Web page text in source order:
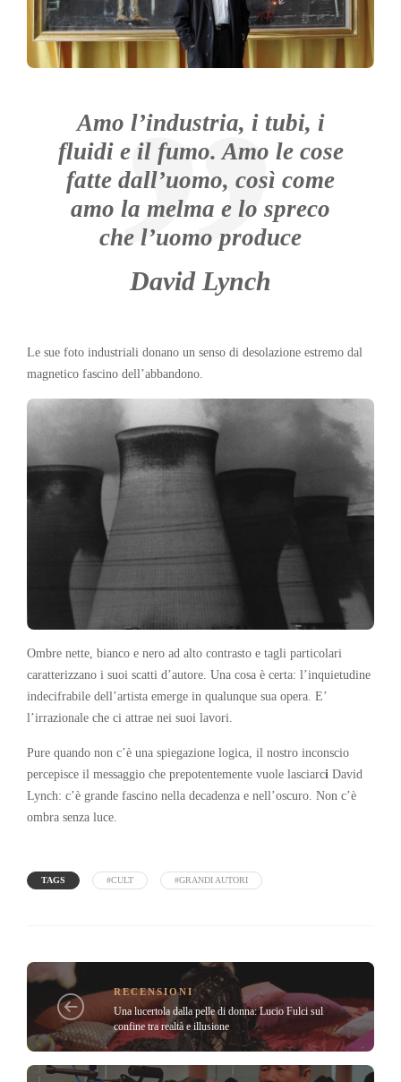
Amo l’industria, i tubi, i
fluidi e il fumo. Amo le cose
fatte dall’uomo, così come
amo la melma e lo spreco
che l’uomo produce
David Lynch
Le sue foto industriali donano un senso di desolazione estremo dal
magnetico fascino dell’abbandono.
Ombre nette, bianco e nero ad alto contrasto e tagli particolari
caratterizzano i suoi scatti d’autore. Una cosa è certa: l’inquietudine
indecifrabile dell’artista emerge in qualunque sua opera. E’
l’irrazionale che ci attrae nei suoi lavori.
Pure quando non c’è una spiegazione logica, il nostro inconscio
percepisce il messaggio che prepotentemente vuole lasciarci David
Lynch: c’è grande fascino nella decadenza e nell’oscuro. Non c’è
ombra senza luce.
TAGS #CULT #GRANDI AUTORI
RECENSIONI
Una lucertola dalla pelle di donna: Lucio Fulci sul
confine tra realtà e illusione